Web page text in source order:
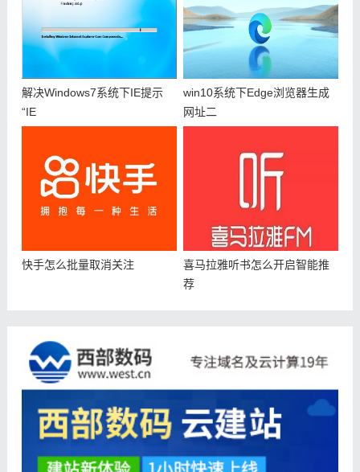
解决Windows7系统下IE提示
“IE
win10系统下Edge浏览器生成
网址二
快手怎么批量取消关注
喜马拉雅听书怎么开启智能推
荐